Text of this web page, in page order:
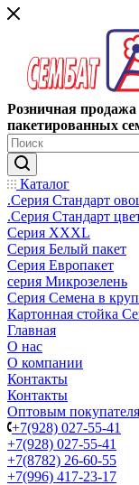
Розничная продажа
пакетированных
Каталог
.Серия Стандарт
.Серия Стандарт
Серия XXXL
Серия Белый пакет
Серия Европакет
серия Микрозелень
Серия Семена в
Картонная стойка
Главная
О нас
О компании
Контакты
Контакты
Оптовым
+7(928) 027-55-41
+7(928) 027-55-41
+7(8782) 26-60-55
+7(996) 417-23-17